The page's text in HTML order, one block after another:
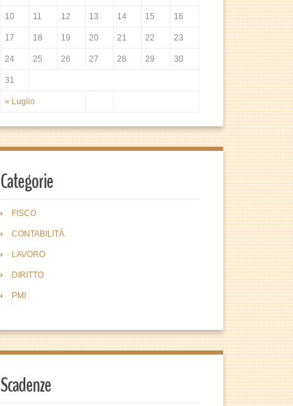
« Luglio
10 11 12 13 14 15 16
17 18 19 20 21 22 23
24 25 26 27 28 29 30
31
Categorie
FISCO
CONTABILITÀ
LAVORO
DIRITTO
PMI
Scadenze